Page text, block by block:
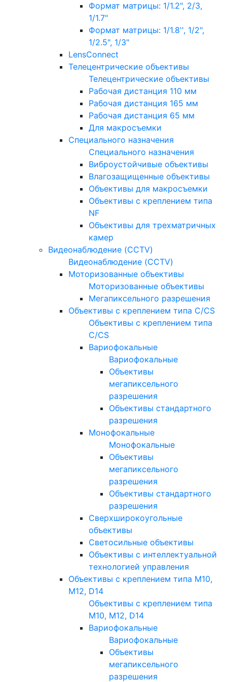
Формат матрицы: 1/1.2", 2/3,
1/1.7"
Формат матрицы: 1/1.8'', 1/2",
1/2.5", 1/3"
LensConnect
Телецентрические объективы
Телецентрические объективы
Рабочая дистанция 110 мм
Рабочая дистанция 165 мм
Рабочая дистанция 65 мм
Для макросъемки
Специального назначения
Специального назначения
Виброустойчивые объективы
Влагозащищенные объективы
Объективы для макросъемки
Объективы с креплением типа
NF
Объективы для трехматричных
камер
Видеонаблюдение (CCTV)
Видеонаблюдение (CCTV)
Моторизованные объективы
Моторизованные объективы
Мегапиксельного разрешения
Объективы с креплением типа C/CS
Объективы с креплением типа
C/CS
Вариофокальные
Вариофокальные
Объективы
мегапиксельного
разрешения
Объективы стандартного
разрешения
Монофокальные
Монофокальные
Объективы
мегапиксельного
разрешения
Объективы стандартного
разрешения
Сверхширокоугольные
объективы
Светосильные объективы
Объективы с интеллектуальной
технологией управления
Объективы с креплением типа M10,
M12, D14
Объективы с креплением типа
M10, M12, D14
Вариофокальные
Вариофокальные
Объективы
мегапиксельного
разрешения